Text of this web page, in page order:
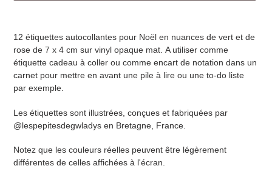
12 étiquettes autocollantes pour Noël en nuances de vert et de
rose de 7 x 4 cm sur vinyl opaque mat. A utiliser comme
étiquette cadeau à coller ou comme encart de notation dans un
carnet pour mettre en avant une pile à lire ou une to-do liste
par exemple.
Les étiquettes sont illustrées, conçues et fabriquées par
@lespepitesdegwladys en Bretagne, France.
Notez que les couleurs réelles peuvent être légèrement
différentes de celles affichées à l'écran.